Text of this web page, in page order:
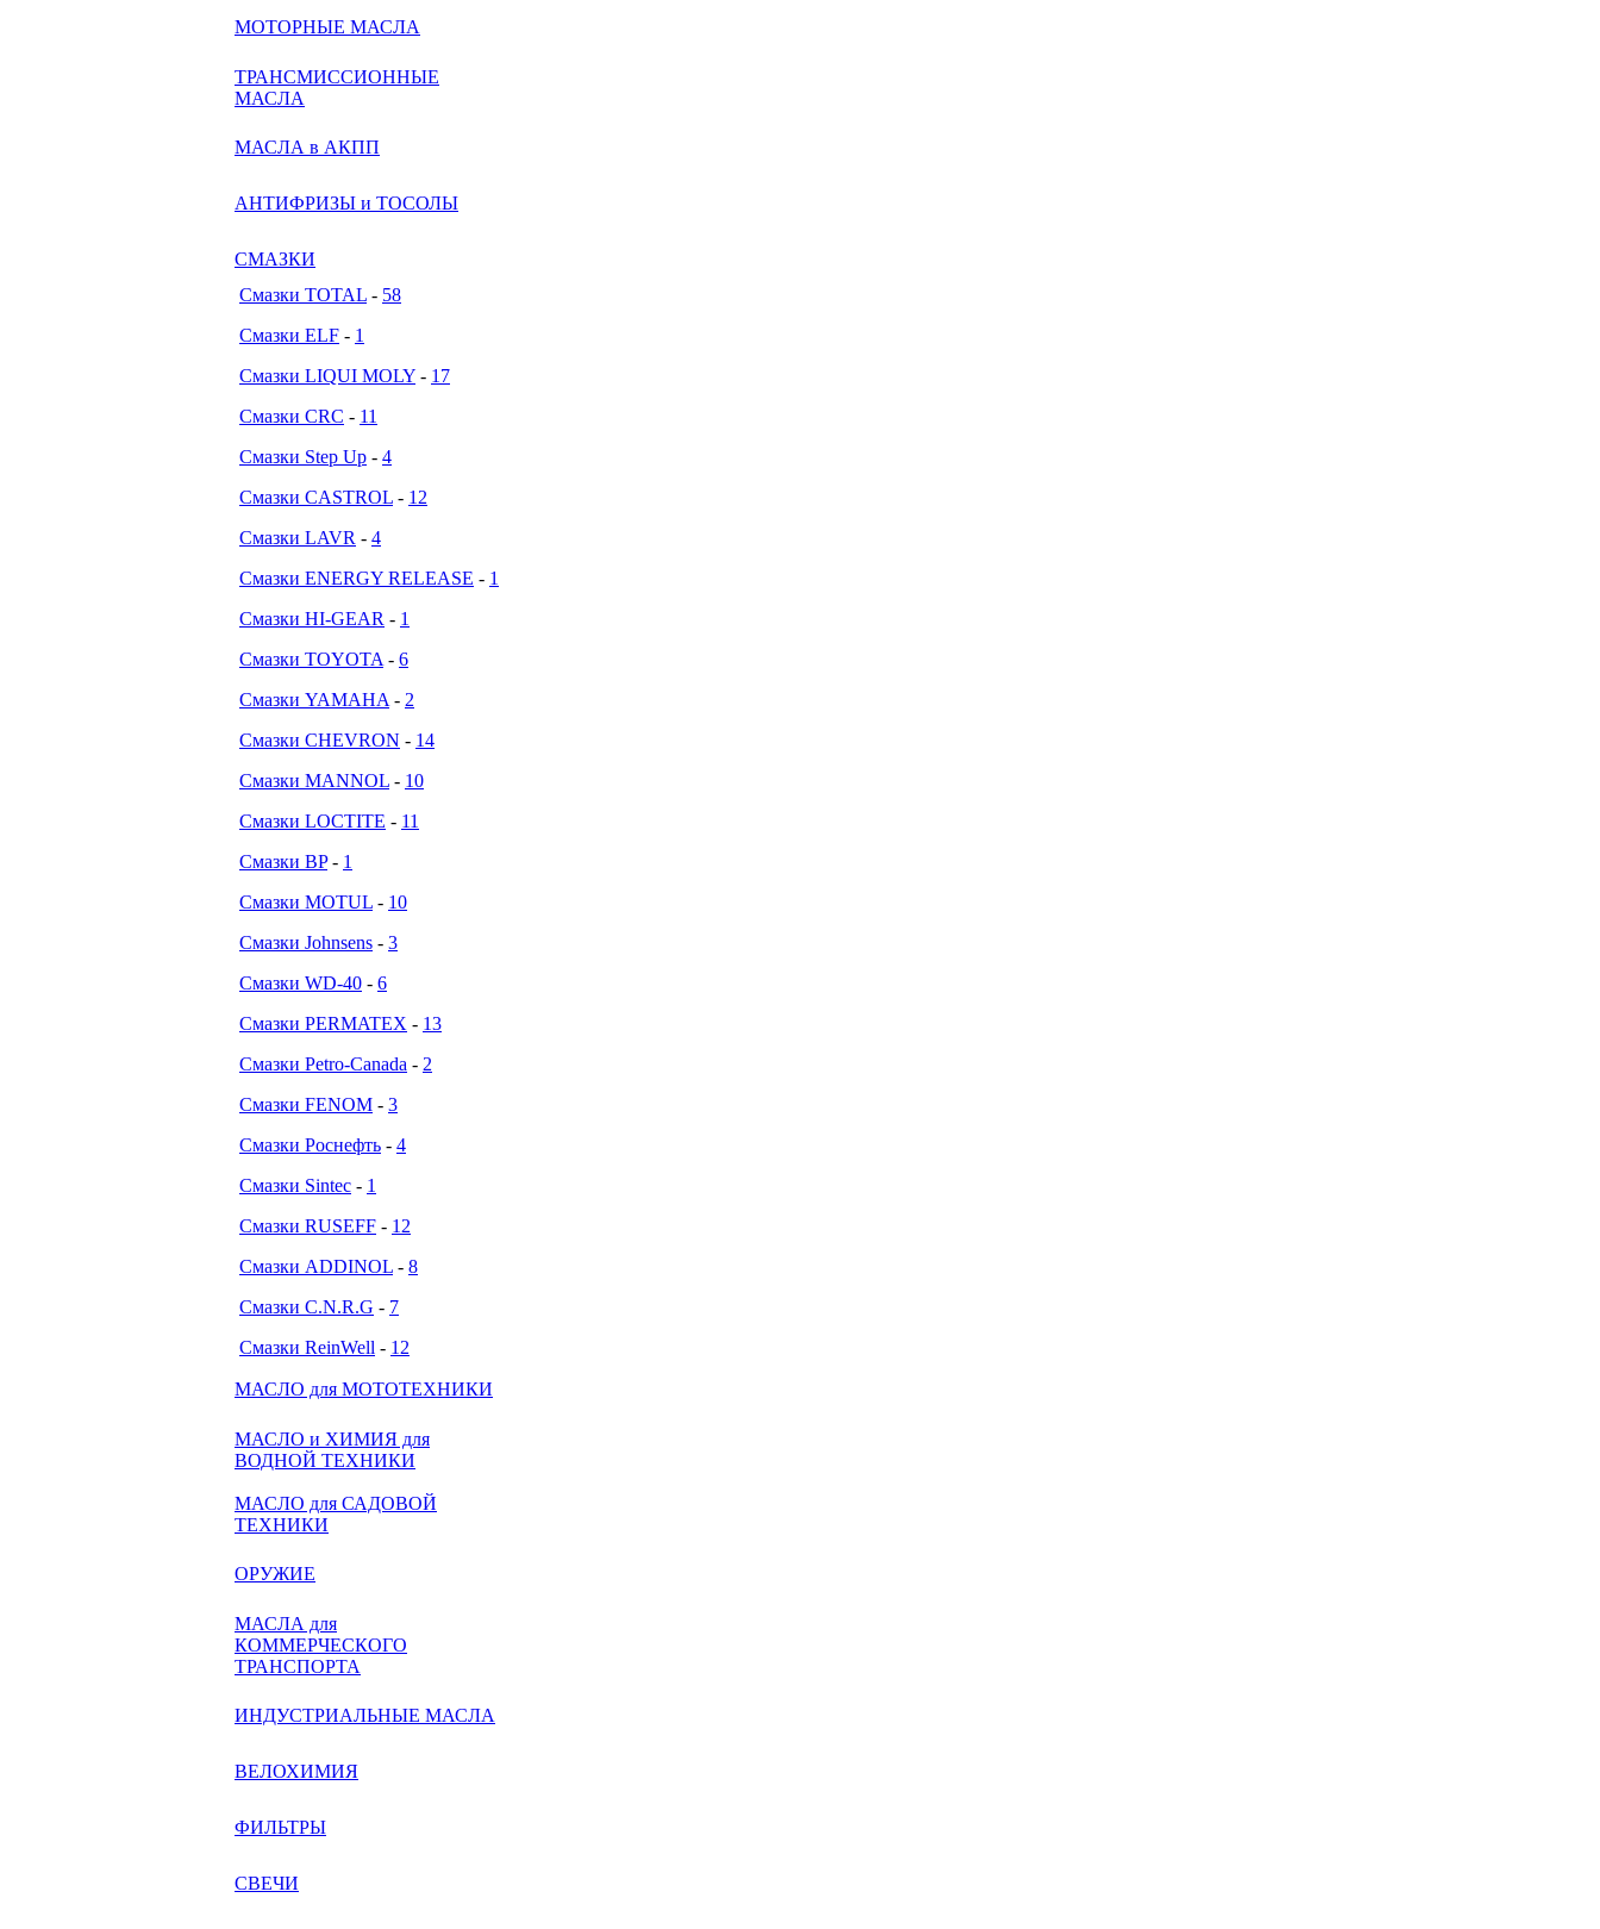
МОТОРНЫЕ МАСЛА
ТРАНСМИССИОННЫЕ
МАСЛА
МАСЛА в АКПП
АНТИФРИЗЫ и ТОСОЛЫ
СМАЗКИ
Смазки TOTAL - 58
Смазки ELF - 1
Смазки LIQUI MOLY - 17
Смазки CRC - 11
Смазки Step Up - 4
Смазки CASTROL - 12
Смазки LAVR - 4
Смазки ENERGY RELEASE - 1
Смазки HI-GEAR - 1
Смазки TOYOTA - 6
Смазки YAMAHA - 2
Смазки CHEVRON - 14
Смазки MANNOL - 10
Смазки LOCTITE - 11
Смазки BP- 1
Смазки MOTUL - 10
Смазки Johnsens - 3
Смазки WD-40 - 6
Смазки PERMATEX - 13
Смазки Petro-Canada - 2
Смазки FENOM - 3
Смазки Роснефть - 4
Смазки Sintec - 1
Смазки RUSEFF - 12
Смазки ADDINOL - 8
Смазки C.N.R.G - 7
Смазки ReinWell - 12
МАСЛО для МОТОТЕХНИКИ
МАСЛО и ХИМИЯ для
ВОДНОЙ ТЕХНИКИ
МАСЛО для САДОВОЙ
ТЕХНИКИ
ОРУЖИЕ
МАСЛА для
КОММЕРЧЕСКОГО
ТРАНСПОРТА
ИНДУСТРИАЛЬНЫЕ МАСЛА
ВЕЛОХИМИЯ
ФИЛЬТРЫ
СВЕЧИ